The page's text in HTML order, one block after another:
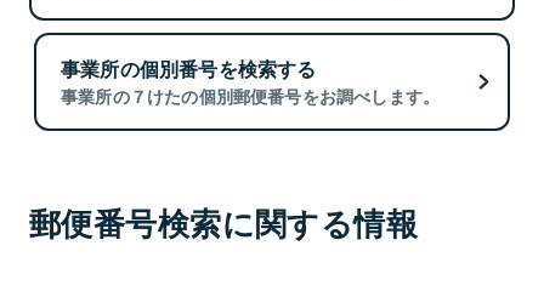
事業所の個別番号を検索する
事業所の７けたの個別郵便番号をお調べします。
郵便番号検索に関する情報